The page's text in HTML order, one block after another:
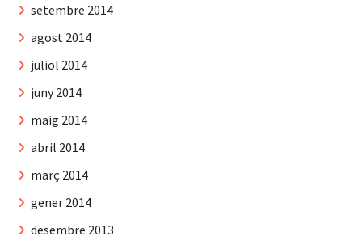
setembre 2014
agost 2014
juliol 2014
juny 2014
maig 2014
abril 2014
març 2014
gener 2014
desembre 2013